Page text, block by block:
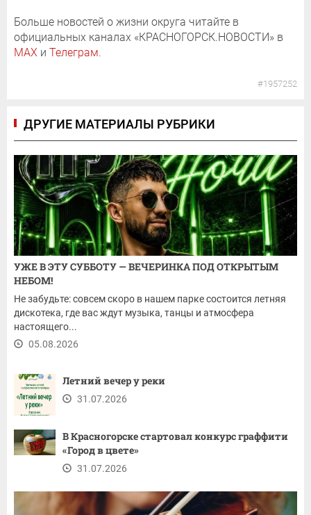
Больше новостей о жизни округа читайте в
официальных каналах «КРАСНОГОРСК.НОВОСТИ» в
MAX и Телеграм.
#1957252
ДРУГИЕ МАТЕРИАЛЫ РУБРИКИ
УЖЕ В ЭТУ СУББОТУ — ВЕЧЕРИНКА ПОД ОТКРЫТЫМ
НЕБОМ!
Не забудьте: совсем скоро в нашем парке состоится летняя
дискотека, где вас ждут музыка, танцы и атмосфера
настоящего...
05.08.2026
Летний вечер у реки
31.07.2026
В Красногорске стартовал конкурс граффити
«Город в цвете»
31.07.2026